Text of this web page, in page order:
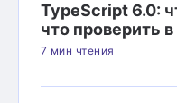
TypeScript 6.0:
что проверить
7 мин чтения